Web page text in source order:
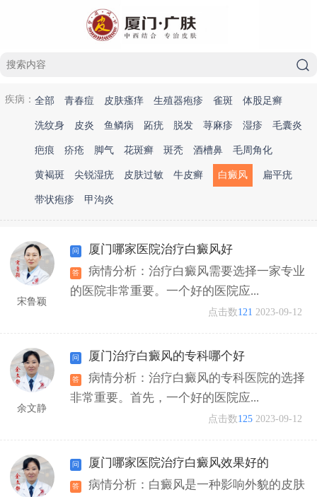
疾病： 全部 青春痘 皮肤瘙痒 生殖器疱疹 雀斑 体股足癣
洗纹身 皮炎 鱼鳞病 跖疣 脱发 荨麻疹 湿疹 毛囊炎
疤痕 疥疮 脚气 花斑癣 斑秃 酒槽鼻 毛周角化
黄褐斑 尖锐湿疣 皮肤过敏 牛皮癣 白癜风 扁平疣
带状疱疹 甲沟炎
宋鲁颖
厦门哪家医院治疗白癜风好
病情分析：治疗白癜风需要选择一家专业
的医院非常重要。一个好的医院应...
点击数121 2023-09-12
余文静
厦门治疗白癜风的专科哪个好
病情分析：治疗白癜风的专科医院的选择
非常重要。首先，一个好的医院应...
点击数125 2023-09-12
厦门哪家医院治疗白癜风效果好的
病情分析：白癜风是一种影响外貌的皮肤